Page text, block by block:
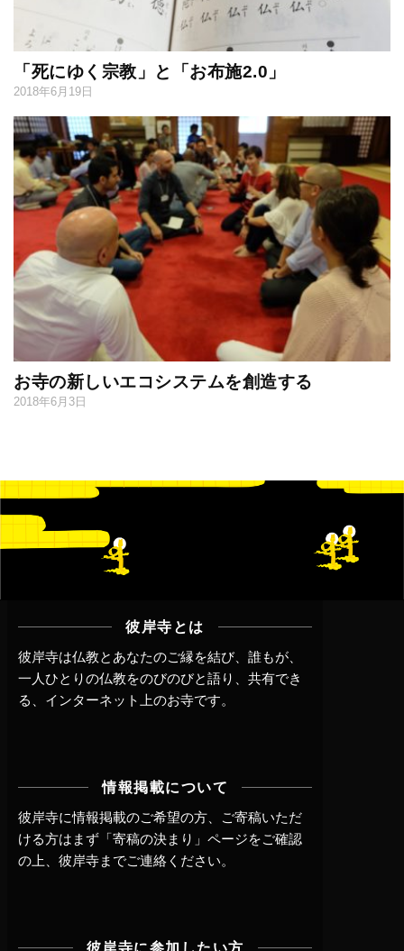
「死にゆく宗教」と「お布施2.0」
2018年6月19日
お寺の新しいエコシステムを創造する
2018年6月3日
彼岸寺とは
彼岸寺は仏教とあなたのご縁を結び、誰もが、
一人ひとりの仏教をのびのびと語り、共有でき
る、インターネット上のお寺です。
情報掲載について
彼岸寺に情報掲載のご希望の方、ご寄稿いただ
ける方はまず 「寄稿の決まり」ページをご確認
の上、 彼岸寺までご連絡 ください。
彼岸寺に参加したい方